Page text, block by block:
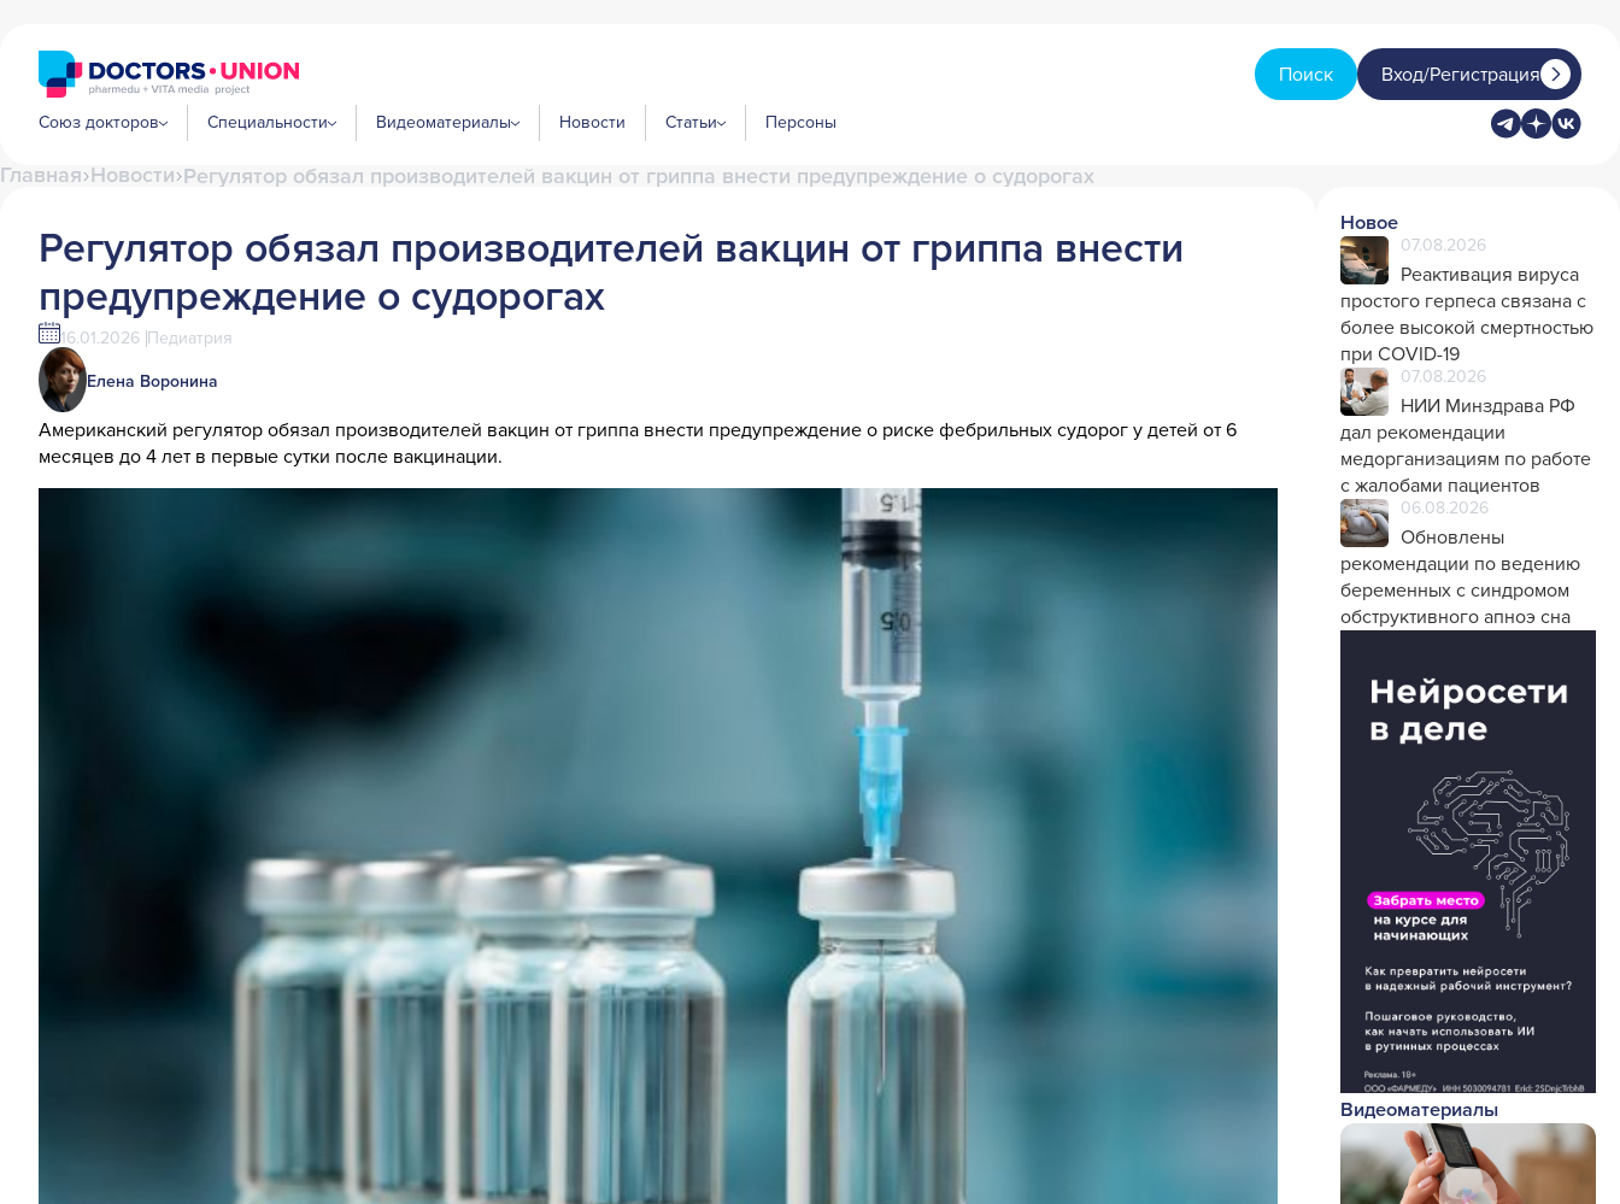
Поиск Вход/Регистрация
Союз докторов Специальности Видеоматериалы Новости Статьи Персоны
Главная Новости Регулятор обязал производителей вакцин от гриппа внести предупреждение о судорогах
Регулятор обязал производителей вакцин от гриппа внести
предупреждение о судорогах
16.01.2026 Педиатрия
Елена Воронина
Американский регулятор обязал производителей вакцин от гриппа внести предупреждение о риске фебрильных судорог у детей от 6
месяцев до 4 лет в первые сутки после вакцинации.
Новое
07.08.2026
Реактивация вируса
простого герпеса связана с
более высокой смертностью
при COVID-19
07.08.2026
НИИ Минздрава РФ
дал рекомендации
медорганизациям по работе
с жалобами пациентов
06.08.2026
Обновлены
рекомендации по ведению
беременных с синдромом
обструктивного апноэ сна
Видеоматериалы